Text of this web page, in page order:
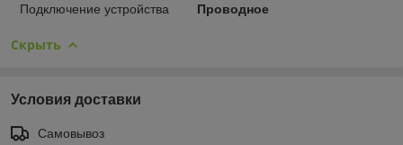
Подключение устройства
Проводное
Скрыть
Условия доставки
Самовывоз